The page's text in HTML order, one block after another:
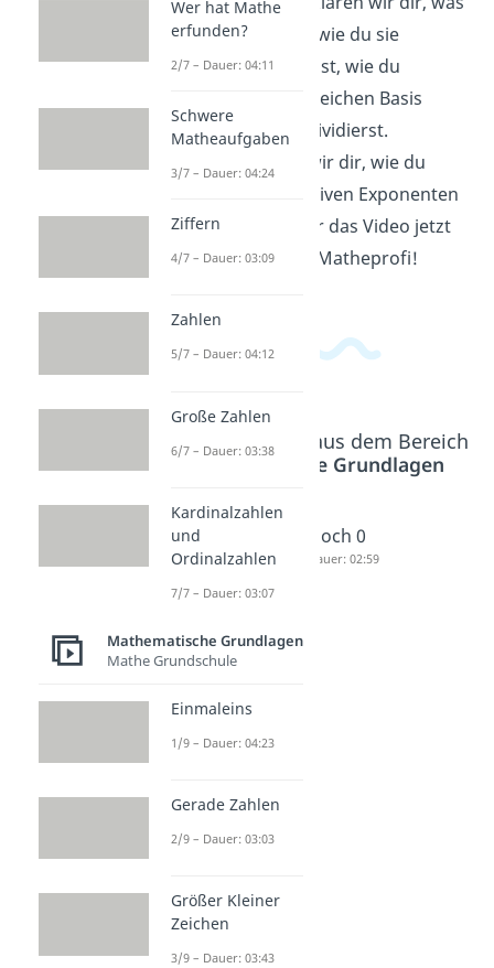
Potenzen sind und wie du sie
berechnest. Du lernst, wie du
Potenzen mit der gleichen Basis
multiplizierst und dividierst.
Außerdem zeigen wir dir, wie du
Potenzen mit negativen Exponenten
umkehrst. Schau dir das Video jetzt
an und werde zum Matheprofi!
Beliebte Inhalte aus dem Bereich
Mathematische Grundlagen
Zehnerp
otenzen
Dauer: 04:43
Potenze
n
Hoch 0
Dauer: 02:59
Wer hat Mathe
erfunden?
2/7 – Dauer: 04:11
Schwere
Matheaufgaben
3/7 – Dauer: 04:24
Ziffern
4/7 – Dauer: 03:09
Zahlen
5/7 – Dauer: 04:12
Große Zahlen
6/7 – Dauer: 03:38
Kardinalzahlen
und
Ordinalzahlen
7/7 – Dauer: 03:07
Mathematische Grundlagen
Mathe Grundschule
Einmaleins
1/9 – Dauer: 04:23
Gerade Zahlen
2/9 – Dauer: 03:03
Größer Kleiner
Zeichen
3/9 – Dauer: 03:43